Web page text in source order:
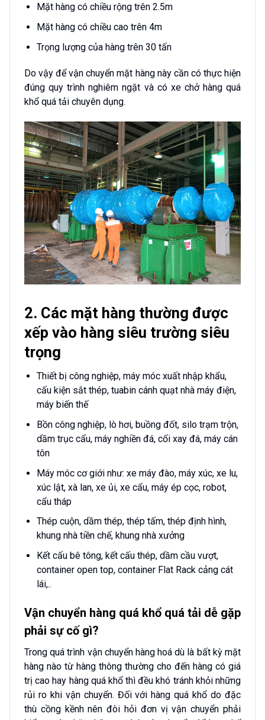
Mặt hàng có chiều rộng trên 2.5m
Mặt hàng có chiều cao trên 4m
Trọng lượng của hàng trên 30 tấn
Do vậy để vận chuyển mặt hàng này cần có thực hiện
đúng quy trình nghiêm ngặt và có xe chở hàng quá
khổ quá tải chuyên dụng.
2. Các mặt hàng thường được
xếp vào hàng siêu trường siêu
trọng
Thiết bị công nghiệp, máy móc xuất nhập khẩu,
cấu kiện sắt thép, tuabin cánh quạt nhà máy điện,
máy biến thế
Bồn công nghiệp, lò hơi, buồng đốt, silo trạm trộn,
dầm trục cẩu, máy nghiền đá, cối xay đá, máy cán
tôn
Máy móc cơ giới như: xe máy đào, máy xúc, xe lu,
xúc lật, xà lan, xe ủi, xe cẩu, máy ép cọc, robot,
cẩu tháp
Thép cuộn, dầm thép, thép tấm, thép định hình,
khung nhà tiền chế, khung nhà xưởng
Kết cấu bê tông, kết cấu thép, dầm cầu vượt,
container open top, container Flat Rack cảng cát
lái,..
Vận chuyển hàng quá khổ quá tải dễ gặp
phải sự cố gì?
Trong quá trình vận chuyển hàng hoá dù là bất kỳ mặt
hàng nào từ hàng thông thường cho đến hàng có giá
trị cao hay hàng quá khổ thì đều khó tránh khỏi những
rủi ro khi vận chuyển. Đối với hàng quá khổ do đặc
thù cồng kềnh nên đòi hỏi đơn vị vận chuyển phải